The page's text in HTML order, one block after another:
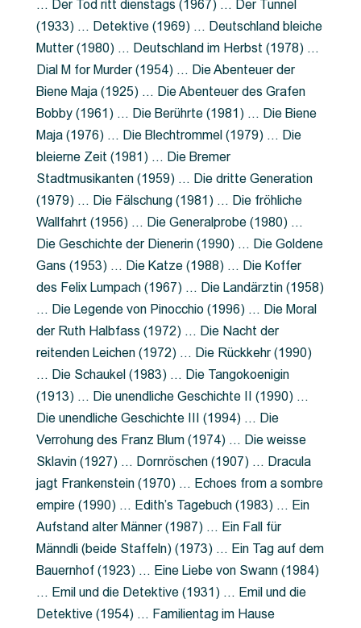
… Der Tod ritt dienstags (1967) … Der Tunnel
(1933) … Detektive (1969) … Deutschland bleiche
Mutter (1980) … Deutschland im Herbst (1978) …
Dial M for Murder (1954) … Die Abenteuer der
Biene Maja (1925) … Die Abenteuer des Grafen
Bobby (1961) … Die Berührte (1981) … Die Biene
Maja (1976) … Die Blechtrommel (1979) … Die
bleierne Zeit (1981) … Die Bremer
Stadtmusikanten (1959) … Die dritte Generation
(1979) … Die Fälschung (1981) … Die fröhliche
Wallfahrt (1956) … Die Generalprobe (1980) …
Die Geschichte der Dienerin (1990) … Die Goldene
Gans (1953) … Die Katze (1988) … Die Koffer
des Felix Lumpach (1967) … Die Landärztin (1958)
… Die Legende von Pinocchio (1996) … Die Moral
der Ruth Halbfass (1972) … Die Nacht der
reitenden Leichen (1972) … Die Rückkehr (1990)
… Die Schaukel (1983) … Die Tangokoenigin
(1913) … Die unendliche Geschichte II (1990) …
Die unendliche Geschichte III (1994) … Die
Verrohung des Franz Blum (1974) … Die weisse
Sklavin (1927) … Dornröschen (1907) … Dracula
jagt Frankenstein (1970) … Echoes from a sombre
empire (1990) … Edith’s Tagebuch (1983) … Ein
Aufstand alter Männer (1987) … Ein Fall für
Männdli (beide Staffeln) (1973) … Ein Tag auf dem
Bauernhof (1923) … Eine Liebe von Swann (1984)
… Emil und die Detektive (1931) … Emil und die
Detektive (1954) … Familientag im Hause